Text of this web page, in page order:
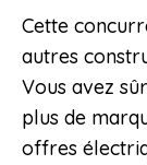
Cette
autres
Vous avez
plus de
offres